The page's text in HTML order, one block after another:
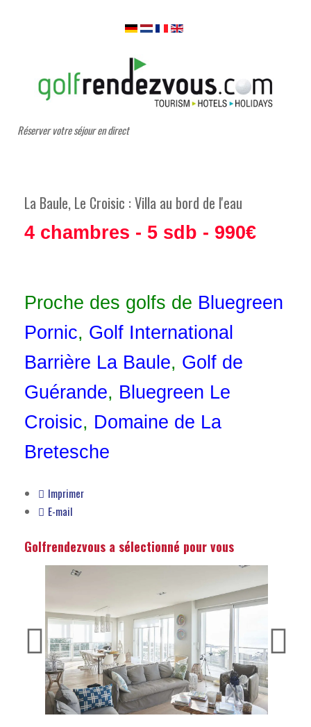
Réserver votre séjour en direct
La Baule, Le Croisic : Villa au bord de l'eau
4 chambres - 5 sdb - 990€
Proche des golfs de Bluegreen
Pornic, Golf International
Barrière La Baule, Golf de
Guérande, Bluegreen Le
Croisic, Domaine de La
Bretesche
Imprimer
E-mail
Golfrendezvous a sélectionné pour vous